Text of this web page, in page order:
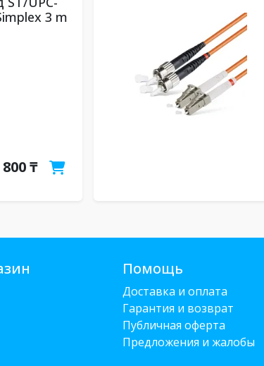
3 m
800 ₸
Помощь
Доставка и оплата
Гарантия и возврат
Публичная оферта
Предложения и жалобы